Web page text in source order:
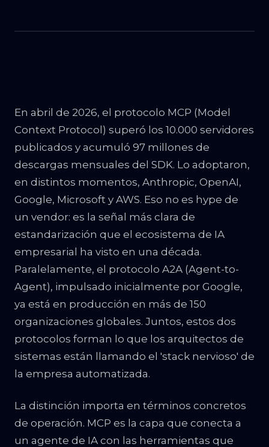
En abril de 2026, el protocolo MCP (Model
Context Protocol) superó los 10.000 servidores
publicados y acumuló 97 millones de
descargas mensuales del SDK. Lo adoptaron,
en distintos momentos, Anthropic, OpenAI,
Google, Microsoft y AWS. Eso no es hype de
un vendor: es la señal más clara de
estandarización que el ecosistema de IA
empresarial ha visto en una década.
Paralelamente, el protocolo A2A (Agent-to-
Agent), impulsado inicialmente por Google,
ya está en producción en más de 150
organizaciones globales. Juntos, estos dos
protocolos forman lo que los arquitectos de
sistemas están llamando el 'stack nervioso' de
la empresa automatizada.
La distinción importa en términos concretos
de operación. MCP es la capa que conecta a
un agente de IA con las herramientas que